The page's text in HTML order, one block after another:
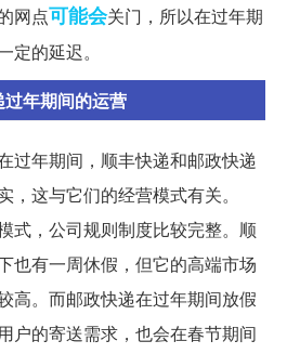
网点可能会关门，所以在过年期
定的延迟。
年期间的运营
过年期间，顺丰快递和邮政快递
，这与它们的经营模式有关。
式，公司规则制度比较完整。顺
也有一周休假，但它的高端市场
高。而邮政快递在过年期间放假
户的寄送需求，也会在春节期间